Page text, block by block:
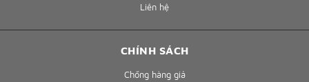
Liên hệ
CHÍNH SÁCH
Chống hàng giả